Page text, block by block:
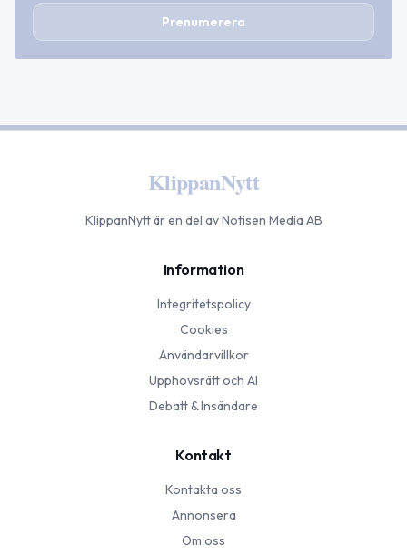
Prenumerera
KlippanNytt
KlippanNyttär en del av Notisen Media AB
Information
Integritetspolicy
Cookies
Användarvillkor
Upphovsrätt och AI
Debatt & Insändare
Kontakt
Kontakta oss
Annonsera
Om oss